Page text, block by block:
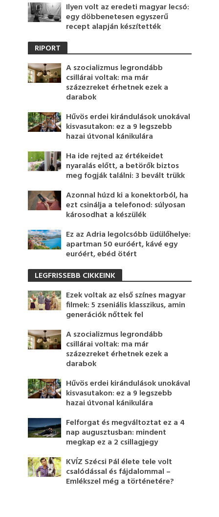
Ilyen volt az eredeti magyar lecsó:
egy döbbenetesen egyszerű
recept alapján készítették
RIPORT
A szocializmus legrondább
csillárai voltak: ma már
százezreket érhetnek ezek a
darabok
Hűvös erdei kirándulások unokával
kisvasutakon: ez a 9 legszebb
hazai útvonal kánikulára
Ha ide rejted az értékeidet
nyaralás előtt, a betörők biztos
meg fogják találni: 3 bevált trükk
Azonnal húzd ki a konektorból, ha
ezt csinálja a telefonod: súlyosan
károsodhat a készülék
Ez az Adria legolcsóbb üdülőhelye:
apartman 50 euróért, kávé egy
euróért, ebéd ötért
LEGFRISSEBB CIKKEINK
Ezek voltak az első színes magyar
filmek: 5 zseniális klasszikus, amin
generációk nőttek fel
A szocializmus legrondább
csillárai voltak: ma már
százezreket érhetnek ezek a
darabok
Hűvös erdei kirándulások unokával
kisvasutakon: ez a 9 legszebb
hazai útvonal kánikulára
Felforgat és megváltoztat ez a 4
nap augusztusban: mindent
megkap ez a 2 csillagjegy
KVÍZ Szécsi Pál élete tele volt
csalódással és fájdalommal –
Emlékszel még a történetére?